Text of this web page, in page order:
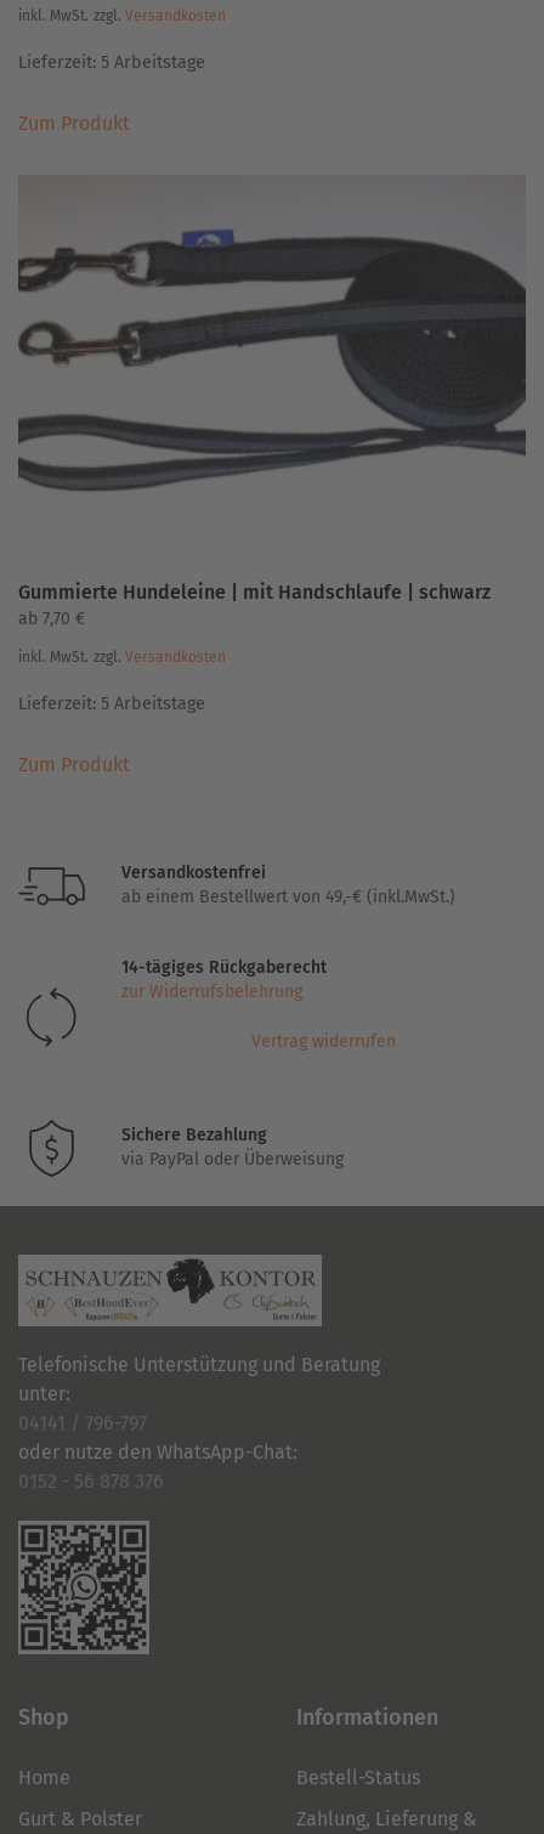
inkl. MwSt. zzgl. Versandkosten
Lieferzeit: 5 Arbeitstage
Zum ProduktProdukt
auf.
Die
können
auf
Produktseite
gewählt
werden
Gummierte Hundeleine | mit Handschlaufe | schwarz
ab 7,70 €
inkl. MwSt. zzgl. Versandkosten
Lieferzeit: 5 Arbeitstage
Zum ProduktProdukt
auf.
können
auf
Versandkostenfrei
ab einem Bestellwert von 49,-€ (inkl.MwSt.)
14-tägiges Rückgaberecht
zur Widerrufsbelehrung
Vertrag widerrufen
Sichere Bezahlung
via PayPal oder Überweisung
Telefonische Unterstützung und Beratung
unter:
04141 / 796-797
oder nutze den WhatsApp-Chat:
0152 - 56 878 376
Shop
Home
Gurt & Polster
Informationen
Bestell-Status
Zahlung, Lieferung &